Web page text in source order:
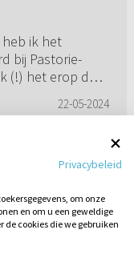
heb ik het
bij Pastorie-
(!) het erop dat
22-05-2024
Privacybeleid
om onze
en om u een geweldige
cookies die we gebruiken